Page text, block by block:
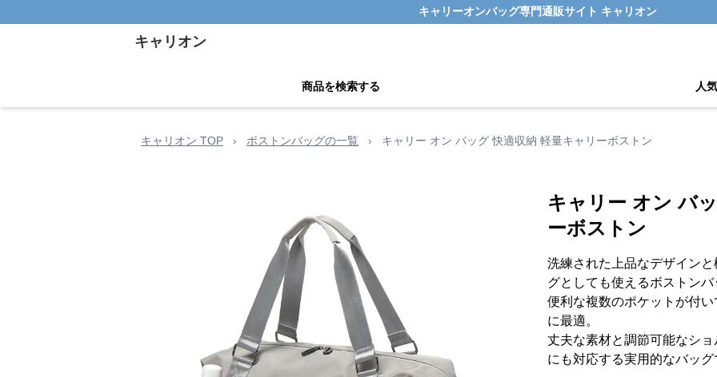
キャリーオンバッグ専門通販サイト キャリオン
キャリオン
商品を検索する 人
キャリオン TOP › ボストンバッグの一覧 › キャリー オン バッグ 快適収納 軽量キャリーボストン
キャリー オン バ
ーボストン
洗練された上品なデザイン
グとしても使えるボストンバ
便利な複数のポケットが付
に最適。
丈夫な素材と調節可能なシ
にも対応する実用的なバッグ